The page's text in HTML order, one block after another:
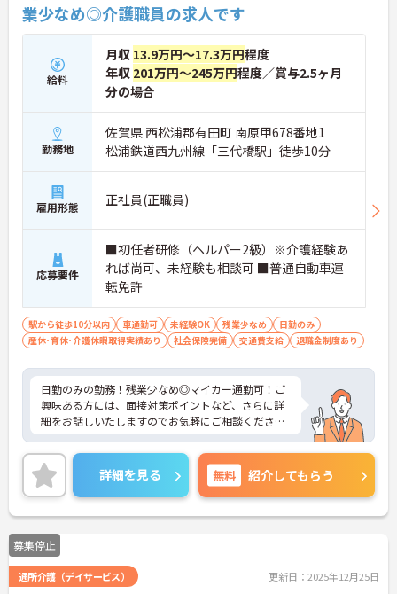
業少なめ◎介護職員の求人です
給料
月収 13.9万円～17.3万円程度
年収 201万円～245万円程度／賞与2.5ヶ月
分の場合
勤務地
佐賀県 西松浦郡有田町 南原甲678番地1
松浦鉄道西九州線「三代橋駅」徒歩10分
雇用形態 正社員(正職員)
応募要件
■初任者研修（ヘルパー2級）※介護経験あ
れば尚可、未経験も相談可 ■普通自動車運
転免許
駅から徒歩10分以内 車通勤可 未経験OK 残業少なめ
日勤のみ
産休･育休･介護休暇取得実績あり
社会保険完備 交通費支給 退職金制度あり
日勤のみの勤務！残業少なめ◎マイカー通勤可！ご
興味ある方には、面接対策ポイントなど、さらに詳
細をお話しいたしますのでお気軽にご相談くださ
い！
詳細を見る 無料 紹介してもらう
募集停止
通所介護（デイサービス） 更新日：2025年12月25日